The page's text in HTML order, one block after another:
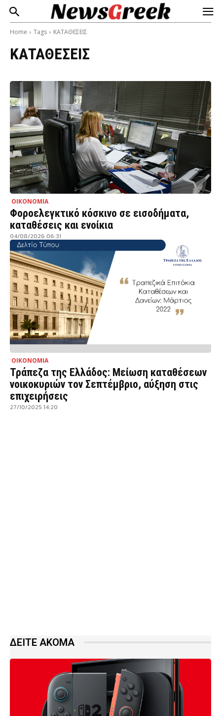
Home Tags ΚΑΤΑΘΕΣΕΙΣ
ΚΑΤΑΘΕΣΕΙΣ
ΟΙΚΟΝΟΜΙΑ
Φοροελεγκτικό κόσκινο σε εισοδήματα,
καταθέσεις και ενοίκια
04/08/2026 06:31
ΟΙΚΟΝΟΜΙΑ
Τράπεζα της Ελλάδος: Μείωση καταθέσεων
νοικοκυριών τον Σεπτέμβριο, αύξηση στις
επιχειρήσεις
27/10/2025 14:20
ΔΕΙΤΕ ΑΚΟΜΑ